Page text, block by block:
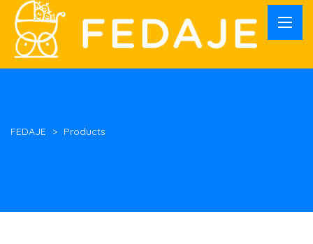
FEDAJE > Products